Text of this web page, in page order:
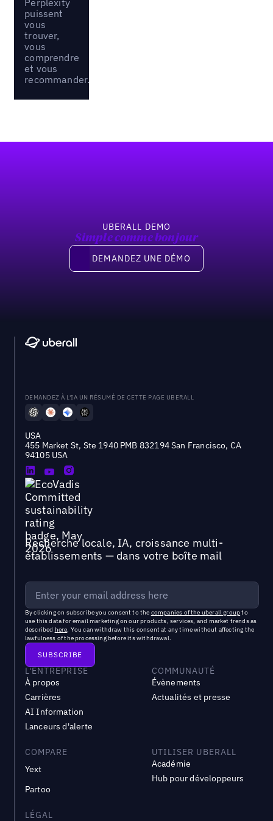
puissent
vous
trouver,
vous
comprendre
et vous
recommander.
UBERALL DEMO
Simple comme bonjour
Demandez une démo
DEMANDEZ UNE DÉMO
DEMANDEZ À L'IA UN RÉSUMÉ DE CETTE PAGE UBERALL
USA
455 Market St, Ste 1940 PMB 832194 San Francisco, CA
94105 USA
Recherche locale, IA, croissance multi-
établissements — dans votre boîte mail
By clicking on subscribe you consent to the companies of the uberall groupto
use this data for email marketing on our products, services, and market trends as
described here. You can withdraw this consent at any time without affecting the
lawfulness of the processing before its withdrawal.
L'ENTREPRISE
À propos
Carrières
AI Information
Lanceurs d'alerte
COMMUNAUTÉ
Évènements
Actualités et presse
COMPARE
Yext
Partoo
UTILISER UBERALL
Académie
Hub pour développeurs
LÉGAL